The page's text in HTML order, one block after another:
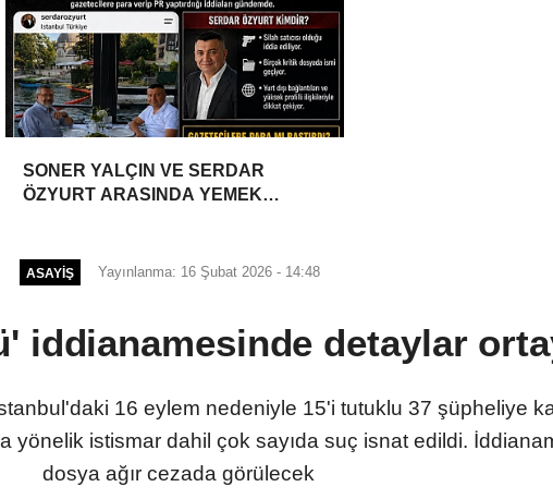
SONER YALÇIN VE SERDAR
ÖZYURT ARASINDA YEMEK
ASAYIŞ Yayınlanma: 16 Şubat 2026 - 14:48
iddianamesinde detaylar
16 eylem nedeniyle 15'i tutuklu 37 şüpheliye
yönelik istismar dahil çok sayıda suç isnat edildi.
dosya ağır cezada görülecek